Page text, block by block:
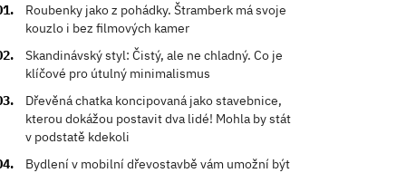
Roubenky jako z pohádky. Štramberk má svoje
kouzlo i bez filmových kamer
Skandinávský styl: Čistý, ale ne chladný. Co je
klíčové pro útulný minimalismus
Dřevěná chatka koncipovaná jako stavebnice,
kterou dokážou postavit dva lidé! Mohla by stát
v podstatě kdekoli
Bydlení v mobilní dřevostavbě vám umožní být